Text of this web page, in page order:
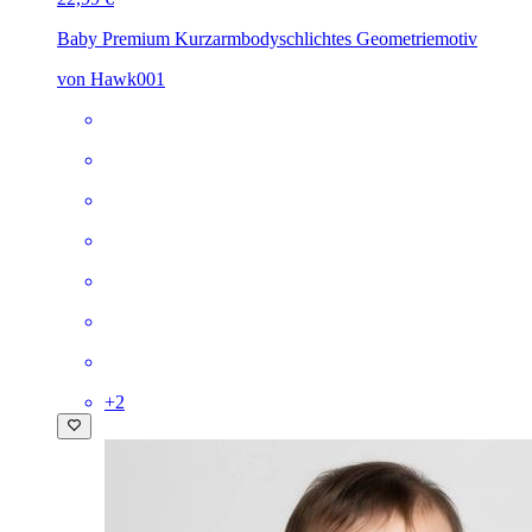
Baby Premium Kurzarmbodyschlichtes Geometriemotiv
von Hawk001
+2